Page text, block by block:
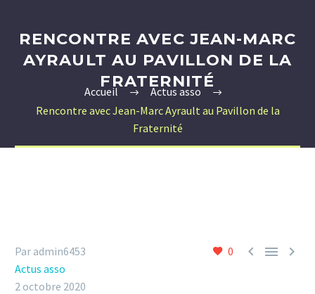
RENCONTRE AVEC JEAN-MARC
AYRAULT AU PAVILLON DE LA
FRATERNITÉ
Accueil
Actus asso
Rencontre avec Jean-Marc Ayrault au Pavillon de la
Fraternité
0   
Par admin6453
Actus asso
2 octobre 2020